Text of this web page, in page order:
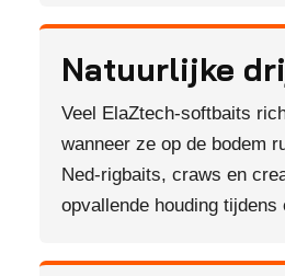
Natuurlijke
Veel ElaZtech-softbaits
wanneer ze op de bodem
Ned-rigbaits, craws en
opvallende houding tijdens